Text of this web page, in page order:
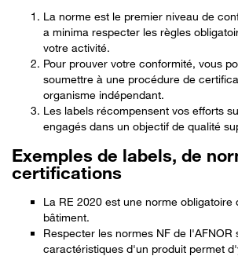
La norme est le premier niveau de
a minima respecter les règles
votre activité.
Pour prouver votre conformité, vous
soumettre à une procédure de
organisme indépendant.
Les labels récompensent vos efforts
engagés dans un objectif de qualité
Exemples de labels, de
certifications
La RE 2020 est une norme obligatoire
bâtiment.
Respecter les normes NF de l'AFNOR
caractéristiques d'un produit permet